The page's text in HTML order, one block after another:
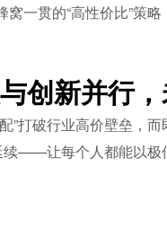
一贯的“高性价比”策
创新并行
”打破行业高价壁垒，
续——让每个人都能以极